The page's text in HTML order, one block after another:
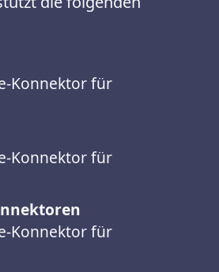
Konnektor für
Konnektor für
Konnektor für